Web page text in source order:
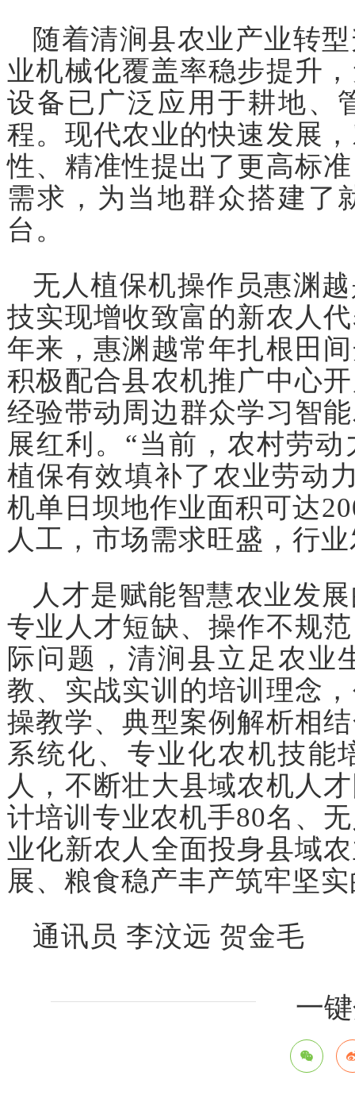
随着清涧县农业产业转
业机械化覆盖率稳步提升
设备已广泛应用于耕地、
程。现代农业的快速发展
性、精准性提出了更高标
需求，为当地群众搭建了
台。
无人植保机操作员惠渊
技实现增收致富的新农人
年来，惠渊越常年扎根田
积极配合县农机推广中心
经验带动周边群众学习智
展红利。“当前，农村劳
植保有效填补了农业劳动
机单日坝地作业面积可达
人工，市场需求旺盛，行
人才是赋能智慧农业发
专业人才短缺、操作不规
际问题，清涧县立足农业
教、实战实训的培训理念
操教学、典型案例解析相
系统化、专业化农机技能
人，不断壮大县域农机人
计培训专业农机手80名、
业化新农人全面投身县域
展、粮食稳产丰产筑牢坚
通讯员 李汶远 贺金毛
一